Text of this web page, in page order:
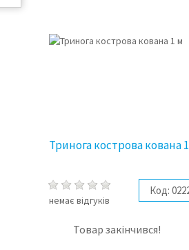
Тринога кострова кована
немає відгуків
Код:
Товар закінчився!